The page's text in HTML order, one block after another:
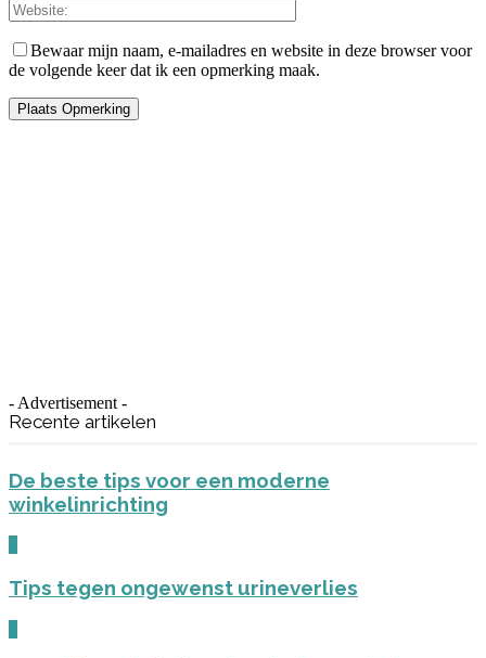
Bewaar mijn naam, e-mailadres en website in deze browser voor
de volgende keer dat ik een opmerking maak.
- Advertisement -
Recente artikelen
De beste tips voor een moderne
winkelinrichting
Tips tegen ongewenst urineverlies